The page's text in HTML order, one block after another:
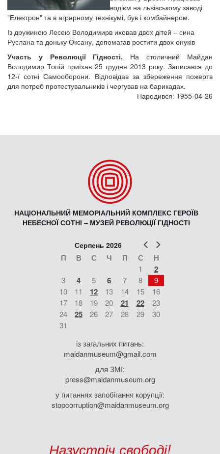
водієм на львівському заводі
"Електрон" та в аграрному технікумі, був і комбайнером.
Із дружиною Лесею Володимирв иховав двох дітей – сина
Руслана та доньку Оксану, допомагав ростити двох онуків
Участь у Революції Гідності. На столичний Майдан
Володимир Топій приїхав 25 грудня 2013 року. Записався до
12-ї сотні Самооборони. Відповідав за збереження пожертв
для потреб протестувальників і чергував на барикадах.
Народився: 1955-04-26
НАЦІОНАЛЬНИЙ МЕМОРІАЛЬНИЙ КОМПЛЕКС ГЕРОЇВ
НЕБЕСНОЇ СОТНІ – МУЗЕЙ РЕВОЛЮЦІЇ ГІДНОСТІ
Попер
Серпень 2026
П В С Ч П С Н
1 2
3 4 5 6 7 8
9
10
11 12 13 14 15
16
17
18 19 20 21 22
23
24
25 26 27 28 29
30
31
із загальних питань:
maidanmuseum@gmail.com
для ЗМІ:
press@maidanmuseum.org
у питаннях запобігання корупції:
stopcorruption@maidanmuseum.org
Назустріч свободі!